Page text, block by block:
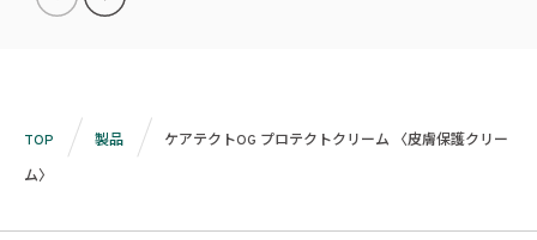
TOP 製品
ケアテクトOG プロテクトクリーム 〈皮膚保護クリー
ム〉